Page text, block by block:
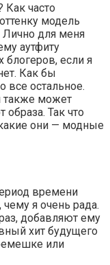
Как часто
модель
Лично для меня
аутфиту
если я
Как бы
все остальное.
также может
образа. Так что
они — модные
времени
я очень рада.
добавляют ему
хит будущего
или